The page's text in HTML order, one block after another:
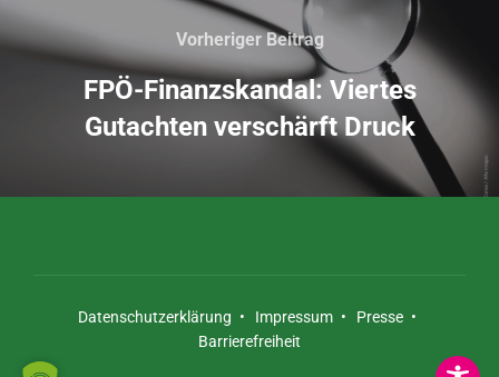
Vorheriger Beitrag
FPÖ-Finanzskandal: Viertes
Gutachten verschärft Druck
Datenschutzerklärung Impressum
Presse
Barrierefreiheit